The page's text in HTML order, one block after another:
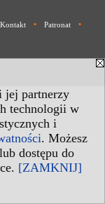
jej partnerzy
technologii w
i
. Możesz
dostępu do
[ZAMKNIJ]
Kontakt • Patronat
•